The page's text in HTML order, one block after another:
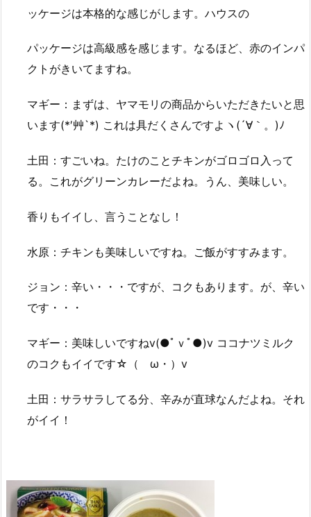
ッケージは本格的な感じがします。ハウスの
パッケージは高級感を感じます。なるほど、赤のインパ
クトがきいてますね。
マギー：まずは、ヤマモリの商品からいただきたいと思
います(*′艸`*) これは具だくさんですよヽ(´∀｀。)ﾉ
土田：すごいね。たけのことチキンがゴロゴロ入って
る。これがグリーンカレーだよね。うん、美味しい。
香りもイイし、言うことなし！
水原：チキンも美味しいですね。ご飯がすすみます。
ジョン：辛い・・・ですが、コクもあります。が、辛い
です・・・
マギー：美味しいですねv(●ﾟｖﾟ●)v ココナツミルク
のコクもイイです☆（ゝω・）v
土田：サラサラしてる分、辛みが直球なんだよね。それ
がイイ！